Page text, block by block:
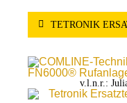
TETRONIK
v.l.n.r.: